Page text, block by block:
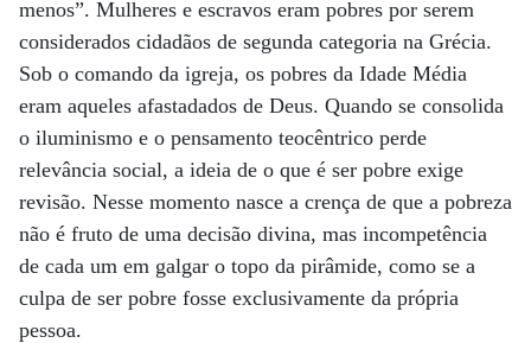
menos”. Mulheres e escravos eram pobres por serem
considerados cidadãos de segunda categoria na Grécia.
Sob o comando da igreja, os pobres da Idade Média
eram aqueles afastadados de Deus. Quando se consolida
o iluminismo e o pensamento teocêntrico perde
relevância social, a ideia de o que é ser pobre exige
revisão. Nesse momento nasce a crença de que a pobreza
não é fruto de uma decisão divina, mas incompetência
de cada um em galgar o topo da pirâmide, como se a
culpa de ser pobre fosse exclusivamente da própria
pessoa.